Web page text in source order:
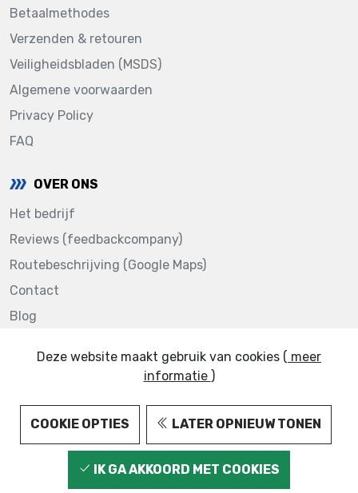
Betaalmethodes
Verzenden & retouren
Veiligheidsbladen (MSDS)
Algemene voorwaarden
Privacy Policy
FAQ
OVER ONS
Het bedrijf
Reviews (feedbackcompany)
Routebeschrijving (Google Maps)
Contact
Blog
Deze website maakt gebruik van cookies ( meer
informatie )
COOKIE OPTIES LATER OPNIEUW TONEN
IK GA AKKOORD MET COOKIES